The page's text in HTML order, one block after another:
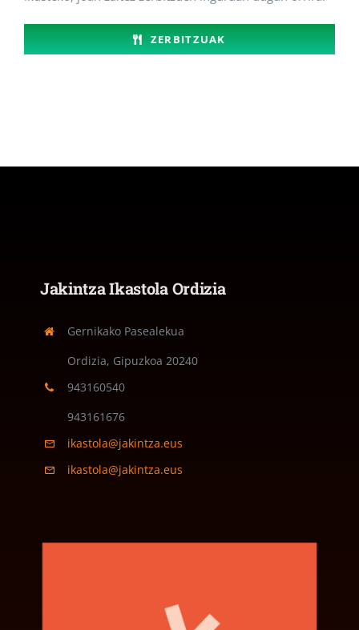
ZERBITZUAK
Jakintza Ikastola Ordizia
Gernikako Pasealekua
Ordizia, Gipuzkoa 20240
943160540
943161676
ikastola@jakintza.eus
ikastola@jakintza.eus